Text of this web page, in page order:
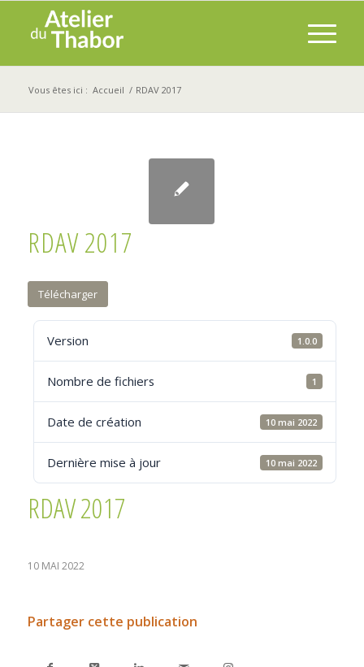
Vous êtes ici : Accueil / RDAV 2017
RDAV 2017
Télécharger
Version 1.0.0
Nombre de fichiers 1
Date de création 10 mai 2022
Dernière mise à jour 10 mai 2022
RDAV 2017
10 MAI 2022
Partager cette publication